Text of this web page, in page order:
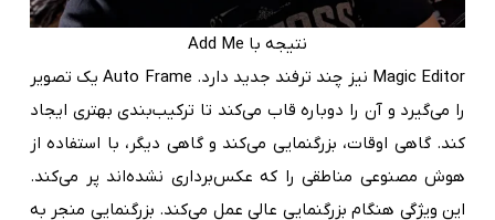
نتیجه با Add Me
Magic Editor نیز چند ترفند جدید دارد. Auto Frame یک تصویر
را می‌گیرد و آن را دوباره قاب می‌کند تا ترکیب‌بندی بهتری ایجاد
کند. گاهی اوقات، بزرگنمایی می‌کند و گاهی دیگر، با استفاده از
هوش مصنوعی مناطقی را که عکس‌برداری نشده‌اند پر می‌کند.
این ویژگی هنگام بزرگنمایی عالی عمل می‌کند. بزرگنمایی منجر به